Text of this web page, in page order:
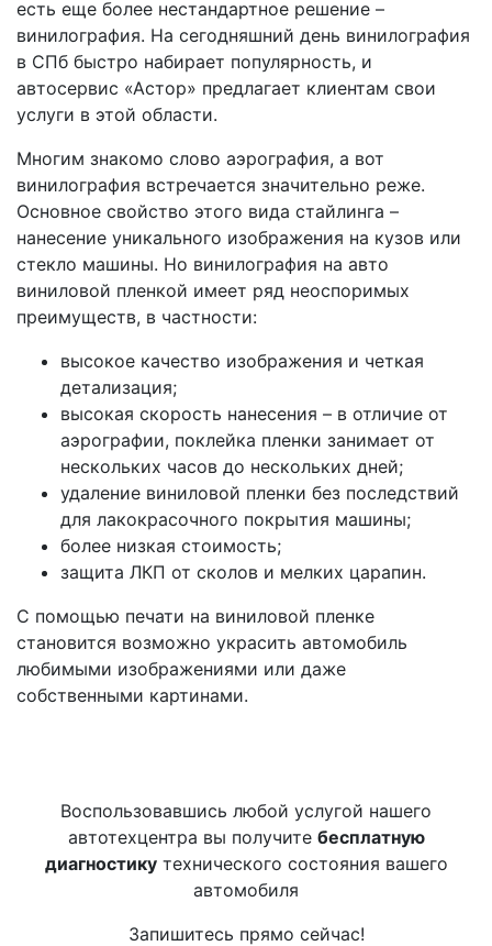
есть еще более нестандартное решение –
винилография. На сегодняшний день винилография
в СПб быстро набирает популярность, и
автосервис «Астор» предлагает клиентам свои
услуги в этой области.
Многим знакомо слово аэрография, а вот
винилография встречается значительно реже.
Основное свойство этого вида стайлинга –
нанесение уникального изображения на кузов или
стекло машины. Но винилография на авто
виниловой пленкой имеет ряд неоспоримых
преимуществ, в частности:
высокое качество изображения и четкая
детализация;
высокая скорость нанесения – в отличие от
аэрографии, поклейка пленки занимает от
нескольких часов до нескольких дней;
удаление виниловой пленки без последствий
для лакокрасочного покрытия машины;
более низкая стоимость;
защита ЛКП от сколов и мелких царапин.
С помощью печати на виниловой пленке
становится возможно украсить автомобиль
любимыми изображениями или даже
собственными картинами.
Воспользовавшись любой услугой нашего
автотехцентра вы получите бесплатную
диагностикутехнического состояния вашего
автомобиля
Запишитесь прямо сейчас!